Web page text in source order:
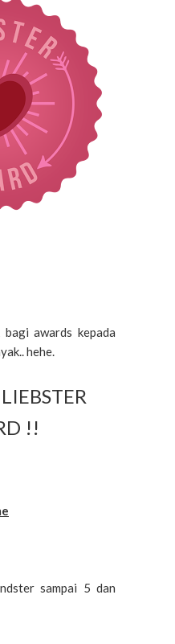
awards kepada
hehe.
!!
sampai 5 dan